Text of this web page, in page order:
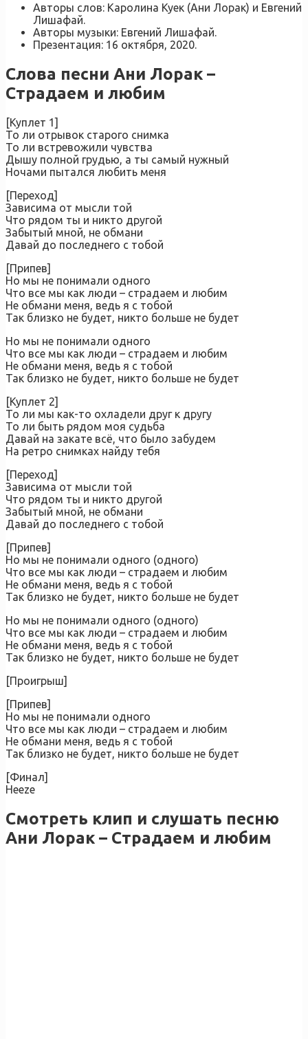
Авторы слов: Каролина Куек (Ани Лорак) и Евгений
Лишафай.
Авторы музыки: Евгений Лишафай.
Презентация: 16 октября, 2020.
Слова песни Ани Лорак –
Страдаем и любим
[Куплет 1]
То ли отрывок старого снимка
То ли встревожили чувства
Дышу полной грудью, а ты самый нужный
Ночами пытался любить меня
[Переход]
Зависима от мысли той
Что рядом ты и никто другой
Забытый мной, не обмани
Давай до последнего с тобой
[Припев]
Но мы не понимали одного
Что все мы как люди – страдаем и любим
Не обмани меня, ведь я с тобой
Так близко не будет, никто больше не будет
Но мы не понимали одного
Что все мы как люди – страдаем и любим
Не обмани меня, ведь я с тобой
Так близко не будет, никто больше не будет
[Куплет 2]
То ли мы как-то охладели друг к другу
То ли быть рядом моя судьба
Давай на закате всё, что было забудем
На ретро снимках найду тебя
[Переход]
Зависима от мысли той
Что рядом ты и никто другой
Забытый мной, не обмани
Давай до последнего с тобой
[Припев]
Но мы не понимали одного (одного)
Что все мы как люди – страдаем и любим
Не обмани меня, ведь я с тобой
Так близко не будет, никто больше не будет
Но мы не понимали одного (одного)
Что все мы как люди – страдаем и любим
Не обмани меня, ведь я с тобой
Так близко не будет, никто больше не будет
[Проигрыш]
[Припев]
Но мы не понимали одного
Что все мы как люди – страдаем и любим
Не обмани меня, ведь я с тобой
Так близко не будет, никто больше не будет
[Финал]
Heeze
Смотреть клип и слушать песню
Ани Лорак – Страдаем и любим